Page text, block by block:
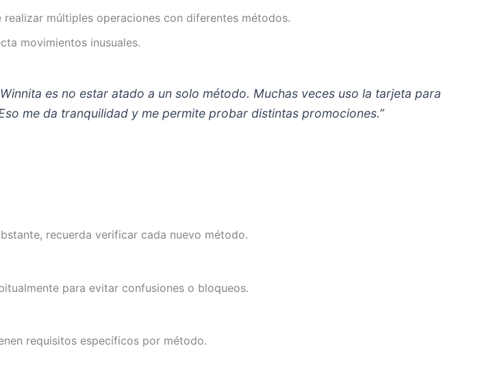
múltiples operaciones con diferentes métodos.
movimientos inusuales.
es no estar atado a un solo método. Muchas veces uso la tarjeta para
me da tranquilidad y me permite probar distintas promociones.”
recuerda verificar cada nuevo método.
para evitar confusiones o bloqueos.
requisitos específicos por método.